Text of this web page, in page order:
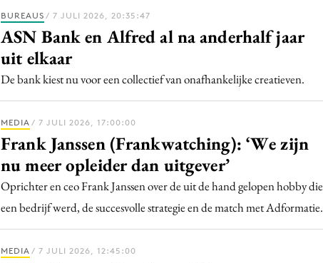
BUREAUS / 7 JULI 2026, 20:35:47
ASN Bank en Alfred al na anderhalf jaar
uit elkaar
De bank kiest nu voor een collectief van onafhankelijke creatieven.
MEDIA / 7 JULI 2026, 17:00:00
Frank Janssen (Frankwatching): ‘We zijn
nu meer opleider dan uitgever’
Oprichter en ceo Frank Janssen over de uit de hand gelopen hobby die
een bedrijf werd, de succesvolle strategie en de match met Adformatie.
MEDIA / 7 JULI 2026, 12:45:00